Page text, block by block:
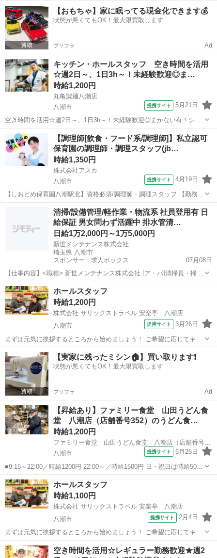
て開業しました。 お肉だけでなく、出来立てのお惣菜や揚げたての
「コロッケ」も人気ですが、 なんといってもメインは切り立て牛肉で
作る、炭火焼肉丼！ お肉の鮮度にこ...
埼玉 八潮市 レストラン
【おもちゃ】家に眠ってる現金化できます💰
状態が悪くてもOK！最大限買取します
プリフラ Ad
キッチン・ホールスタッフ 空き時間を活用
☆週2日～、1日3h～！未経験歓迎◎ま…
時給1,200円
丸亀製麺八潮店
八潮市
提携サイト 5月21日
空き時間を活用☆週2日～、1日3h～！未経験歓迎◎まかない有！シフ
トは1週間毎♪ シフトの融通が利くので、働きやすさ抜群！ 「お迎えの
14時まで」「夕飯準備の17時まで」 「学校帰りに夕方から」「夜の短
時間で」など、 まず...
埼玉 レストラン
【調理師[飲食・フード系/調理師]】私立認可
保育園の調理師・調理スタッフ(jb…
時給1,350円
株式会社アスカ
八潮市
提携サイト 4月19日
【しおどめ保育園八潮駅北】資格必須/調理師・調理スタッフ 【勤務条
件】 ◆雇用形態 派遣パート ◆8:30～15:00 週3日（変動）※月1回
■保育...
八潮市 レストラン
清掃/設備管理/軽作業・物流系 社員登用有 日
給保証 男女問わず活躍中 排水管清…
日給1万2,000円～1万5,000円
新世メンテナンス株式会社
埼玉県 八潮市
スポンサー：求人ボックス
07月08日
【仕事内容】<職種> 新世メンテナンス株式会社 [ア・パ]清掃員・掃
除、設備管理・保守・点検、軽作業・物流その他 <雇用形態> アルバ
イト・パート <給与> [ア・パ]日給12,000円～15,000円 交通費:全額支
給 規定など...
アルバイト・パート
ホールスタッフ
時給1,200円
株式会社 サリックストラベル 安楽亭 八潮店
八潮市
提携サイト 3月26日
まずは元気に挨拶するところから始めましょう！ ご希望に応じてキッ
チンのお仕事にもチャレンジ！ たくさんの人を笑顔にできるお仕事で
す！ 美味しいまかないが1食200円で食べられます！ 仕事内容： ★☆
美味しい焼肉屋さん！安楽...
八潮市 レストラン
【実家に残ったミシン🏠】買い取ります❗️
状態が悪くてもOK！最大限買取します
プリフラ Ad
【昇給あり】ファミリー食堂 山田うどん食
堂 八潮店（店舗番号352）のうどん食…
時給1,200円
ファミリー食堂 山田うどん食堂 八潮店（店舗番号352）
八潮市
提携サイト 6月25日
■9:15～22:00／時給1200円 22:00～／時給1500円 日・祝日は時給50円
アップ！（9時～22時） ■ファミリー食堂 山田うどん食堂 八潮店
（埼玉県八潮市大曽根524） ■アルバイト、パート ■未経験歓...
埼玉 八潮市 レストラン
ホールスタッフ
時給1,100円
株式会社 サリックストラベル 安楽亭 八潮店
八潮市
提携サイト 2月4日
まずは元気に挨拶するところから始めましょう！ ご希望に応じてキッ
チンのお仕事にもチャレンジ！ たくさんの人を笑顔にできるお仕事で
す！ 美味しいまかないが1食200円で食べられます！ 仕事内容： ★☆
埼玉 八潮市 レストラン
空き時間を活用☆レギュラー勤務歓迎★週2